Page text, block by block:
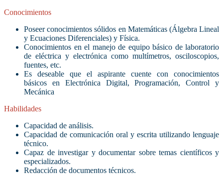
Conocimientos
Poseer conocimientos sólidos en Matemáticas (Álgebra Lineal
y Ecuaciones Diferenciales) y Física.
Conocimientos en el manejo de equipo básico de laboratorio
de eléctrica y electrónica como multímetros, osciloscopios,
fuentes, etc.
Es deseable que el aspirante cuente con conocimientos
básicos en Electrónica Digital, Programación, Control y
Mecánica
Habilidades
Capacidad de análisis.
Capacidad de comunicación oral y escrita utilizando lenguaje
técnico.
Capaz de investigar y documentar sobre temas científicos y
especializados.
Redacción de documentos técnicos.